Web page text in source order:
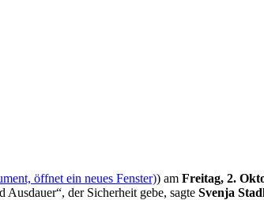
öffnet ein neues Fenster)) am Freitag, 2.
der Sicherheit gebe, sagte Svenja